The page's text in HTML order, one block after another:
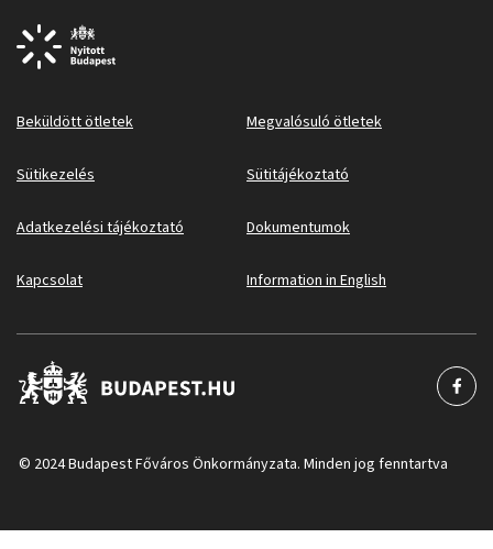
Beküldött ötletek Megvalósuló ötletek
Sütikezelés Sütitájékoztató
Adatkezelési tájékoztató Dokumentumok
Kapcsolat Information in English
© 2024 Budapest Főváros Önkormányzata. Minden jog fenntartva